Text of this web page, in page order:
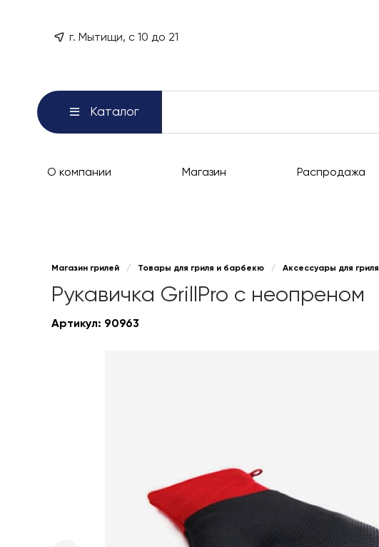
г. Мытищи, с 10 до 21
Каталог
О компании Магазин Распродажа
Магазин грилей / Товары для гриля и барбекю / Аксессуары для гриля
Рукавичка GrillPro с неопреном
Артикул: 90963